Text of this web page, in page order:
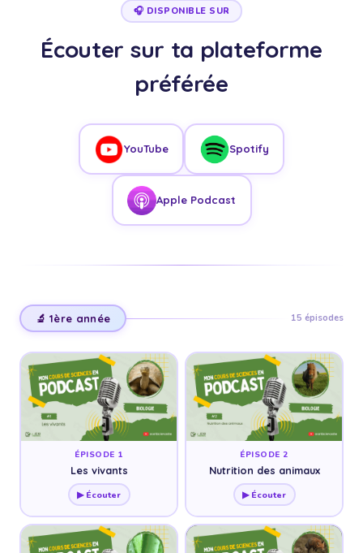
🎧 DISPONIBLE SUR
Écouter sur ta plateforme
préférée
YouTube Spotify
Apple Podcast
🔬 1ère année 15 épisodes
ÉPISODE 1
Les vivants
▶ Écouter
ÉPISODE 2
Nutrition des animaux
▶ Écouter